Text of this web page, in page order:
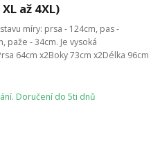
až 4XL)
míry: prsa - 124cm, pas -
paže - 34cm. Je vysoká
64cm x2Boky 73cm x2Délka 96cm
Doručení do 5ti dnů